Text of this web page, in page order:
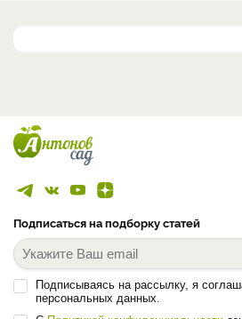
Подписаться на подборку статей
Подписываясь на рассылку, я
персональных данных.